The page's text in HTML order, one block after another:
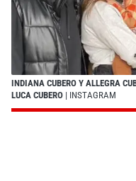
INDIANA CUBERO Y ALLEGRA
LUCA CUBERO | INSTAGRAM